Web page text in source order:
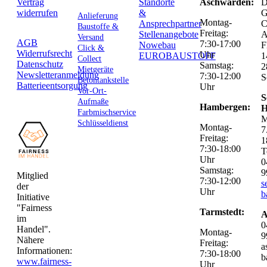
Vertrag
widerrufen
AGB
Widerrufsrecht
Datenschutz
Newsletteranmeldung
Batterieentsorgung
Mitglied
der
Initiative
"Fairness
im
Handel".
Nähere
Informationen:
www.fairness-
Anlieferung
Baustoffe &
Versand
Click &
Collect
Mietgeräte
Betontankstelle
Vor-Ort-
Aufmaße
Farbmischservice
Schlüsseldienst
Standorte
&
Ansprechpartner
Stellenangebote
Nowebau
EUROBAUSTOFF
Aschwarden:
Montag-
Freitag:
7:30-17:00
Uhr
Samstag:
7:30-12:00
Uhr
Hambergen:
Montag-
Freitag:
7:30-18:00
Uhr
Samstag:
7:30-12:00
Uhr
Tarmstedt:
Montag-
Freitag:
7:30-18:00
Uhr